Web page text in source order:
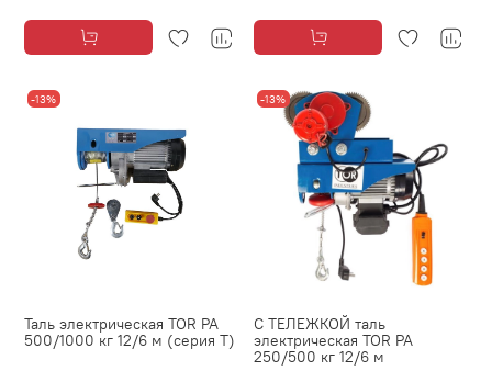
-13%
Таль электрическая TOR PA
500/1000 кг 12/6 м (серия T)
-13%
С ТЕЛЕЖКОЙ таль
электрическая TOR PA
250/500 кг 12/6 м